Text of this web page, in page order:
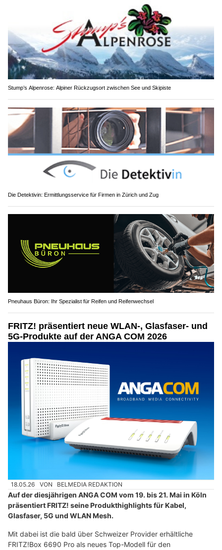
Stump’s Alpenrose: Alpiner Rückzugsort zwischen See und Skipiste
Die Detektivin: Ermittlungsservice für Firmen in Zürich und Zug
Pneuhaus Büron: Ihr Spezialist für Reifen und Reifenwechsel
FRITZ! präsentiert neue WLAN-, Glasfaser- und
5G-Produkte auf der ANGA COM 2026
18.05.26 VON BELMEDIA REDAKTION
Auf der diesjährigen ANGA COM vom 19. bis 21. Mai in Köln
präsentiert FRITZ! seine Produkthighlights für Kabel,
Glasfaser, 5G und WLAN Mesh.
Mit dabei ist die bald über Schweizer Provider erhältliche
FRITZ!Box 6690 Pro als neues Top-Modell für den